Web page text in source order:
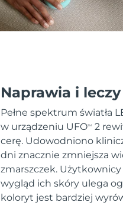
Naprawia i leczy
Pełne spektrum światła
w urządzeniu UFOTM
2
cerę. Udowodniono
dni znacznie zmniejsza
zmarszczek. Użytkownicy
wygląd ich skóry ulega
koloryt jest bardziej